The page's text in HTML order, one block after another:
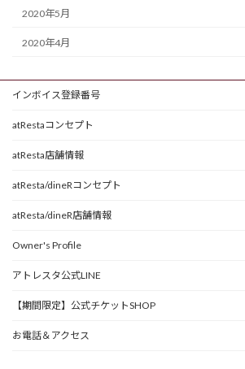
2020年5月
2020年4月
インボイス登録番号
atRestaコンセプト
atResta店舗情報
atResta/dineRコンセプト
atResta/dineR店舗情報
Owner's Profile
アトレスタ公式LINE
【期間限定】公式チケットSHOP
お電話＆アクセス